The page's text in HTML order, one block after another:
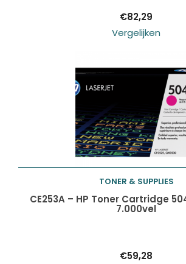
€82,29
Vergelijken
Toevoegen aan
TONER & SUPPLIES
CE253A – HP Toner Cartridge
7.000vel
€59,28